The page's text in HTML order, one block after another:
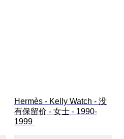
Hermès - Kelly Watch - 没
有保留价 - 女士 - 1990-
1999